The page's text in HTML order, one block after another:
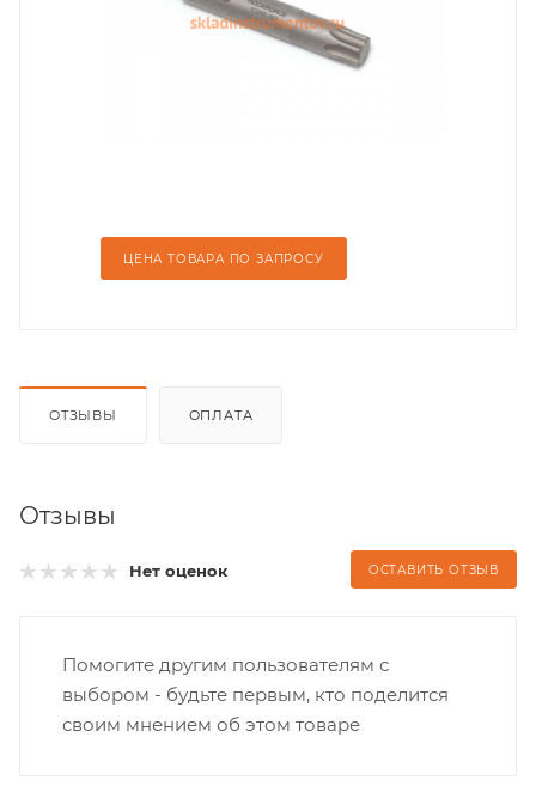
ЦЕНА ТОВАРА ПО ЗАПРОСУ
ОТЗЫВЫ ОПЛАТА
Отзывы
Нет оценок ОСТАВИТЬ ОТЗЫВ
Помогите другим пользователям с
выбором - будьте первым, кто поделится
своим мнением об этом товаре